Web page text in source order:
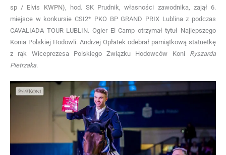
sp / Elvis KWPN) , hod. SK Prudnik, własności zawodnika, zajął 6.
miejsce w konkursie CSI2* PKO BP GRAND PRIX Lublina z podczas
CAVALIADA TOUR LUBLIN. Ogier El Camp otrzymał tytuł Najlepszego
Konia Polskiej Hodowli. Andrzej Opłatek odebrał pamiątkową statuetkę
z rąk Wiceprezesa Polskiego Związku Hodowców Koni Ryszarda
Pietrzaka.